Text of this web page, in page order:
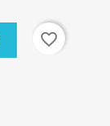
favorite_border